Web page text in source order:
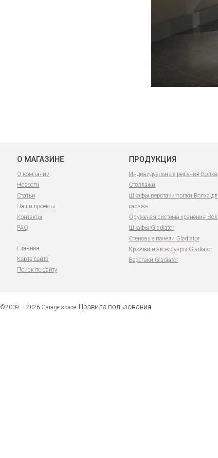
О МАГАЗИНЕ
О компании
Новости
Статьи
Наши проекты
Контакты
FAQ
Главная
Карта сайта
Поиск по сайту
ПРОДУКЦИЯ
Индивидуальные решения Волха
Стеллажи
Шкафы верстаки полки Волха
гаража
Оруженая система хранения
Шкафы Gladiator
Стеновые панели Gladiator
Крючки и аксессуары Gladiator
Верстаки Gladiator
©2009 — 2026 Garage space. Правила пользования